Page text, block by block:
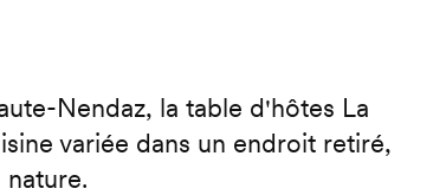
Nendaz, la table d'hôtes La
variée dans un endroit retiré,